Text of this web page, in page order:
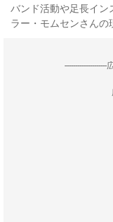
バンド活動や足長イン
ラー・モムセンさんの